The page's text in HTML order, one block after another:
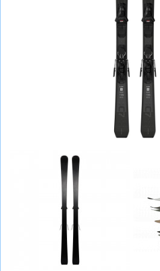
ШОЛОМИ, ЗАХИСТ, ОКУЛЯРИ
ТЕНІС, БАДМІНТОН
ВОДНІ ВИДИ СПОРТУ
ТУРИЗМ